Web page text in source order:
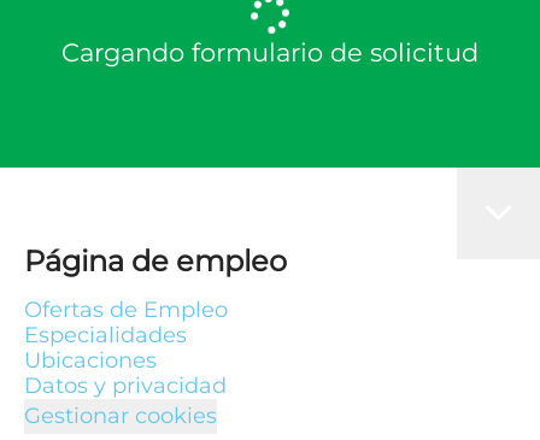
Cargando formulario de solicitud
Página de empleo
Ofertas de Empleo
Especialidades
Ubicaciones
Datos y privacidad
Gestionar cookies